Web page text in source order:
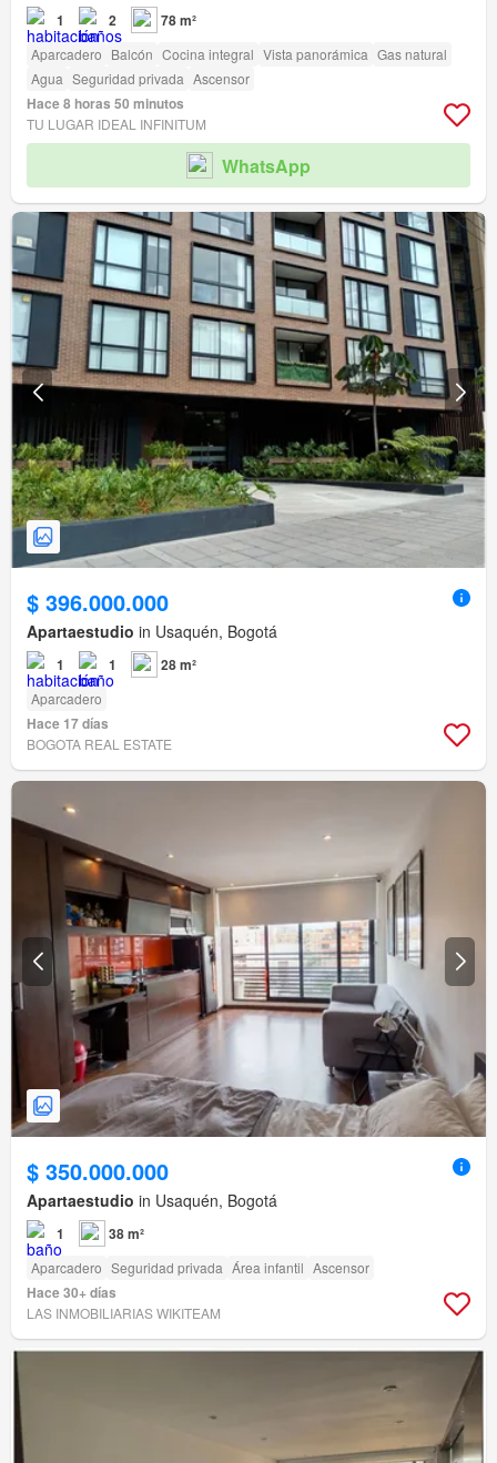
1 2 78 m²
Aparcadero Balcón Cocina integral Vista panorámica Gas natural
Agua Seguridad privada Ascensor
Hace 8 horas 50 minutos
TU LUGAR IDEAL INFINITUM
WhatsApp
$ 396.000.000
Apartaestudio in Usaquén, Bogotá
1 1 28 m²
Aparcadero
Hace 17 días
BOGOTA REAL ESTATE
$ 350.000.000
Apartaestudio in Usaquén, Bogotá
1 38 m²
Aparcadero Seguridad privada Área infantil Ascensor
Hace 30+ días
LAS INMOBILIARIAS WIKITEAM